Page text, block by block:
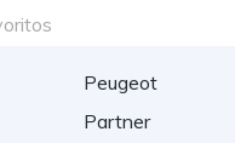
Peugeot
Partner